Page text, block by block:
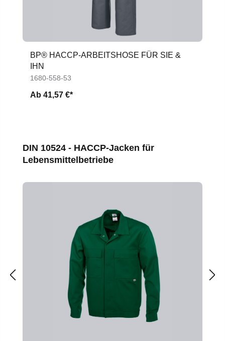
BP® HACCP-ARBEITSHOSE FÜR SIE &
IHN
1680-558-53
Ab 41,57 €*
Produktgalerie überspringen
DIN 10524 - HACCP-Jacken für
Lebensmittelbetriebe